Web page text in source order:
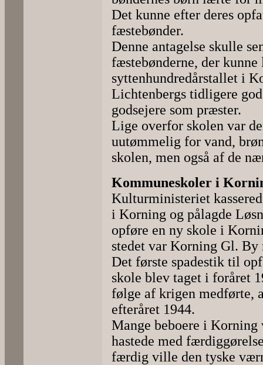
Det kunne efter deres
fæstebønder.
Denne antagelse skulle
fæstebønderne, der
syttenhundredårstallet i
Lichtenbergs tidligere
godsejere som præster.
Lige overfor skolen var
uutømmelig for vand,
skolen, men også af de
Kommuneskoler i
Kulturministeriet
i Korning og pålagde
opføre en ny skole i
stedet var Korning Gl. By
Det første spadestik til
skole blev taget i foråret
følge af krigen medførte,
efteråret 1944.
Mange beboere i
hastede med
færdig ville den tyske